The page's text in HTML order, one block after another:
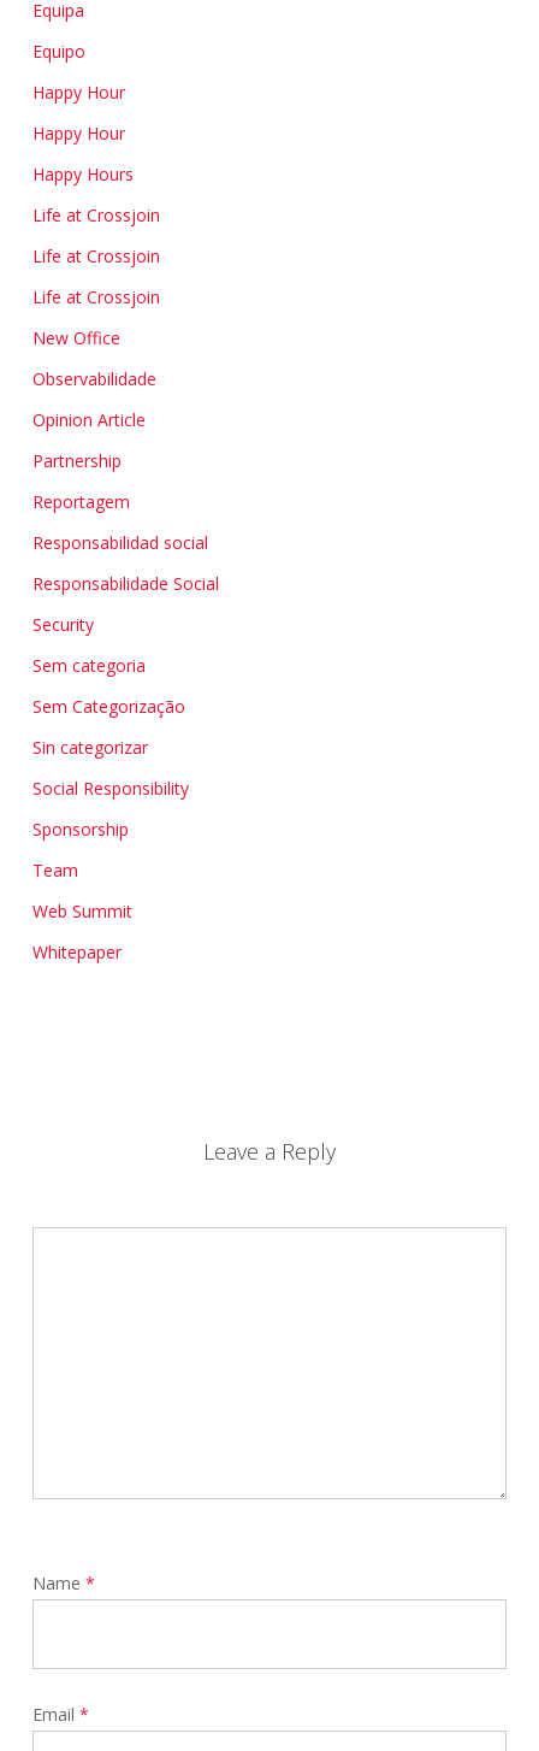
Equipa
Equipo
Happy Hour
Happy Hour
Happy Hours
Life at Crossjoin
Life at Crossjoin
Life at Crossjoin
New Office
Observabilidade
Opinion Article
Partnership
Reportagem
Responsabilidad social
Responsabilidade Social
Security
Sem categoria
Sem Categorização
Sin categorizar
Social Responsibility
Sponsorship
Team
Web Summit
Whitepaper
Leave a Reply
Name *
Email *